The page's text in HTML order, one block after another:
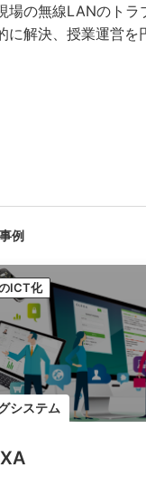
場の無線LANのトラ
に解決、授業運営を
例
ICT化
システム